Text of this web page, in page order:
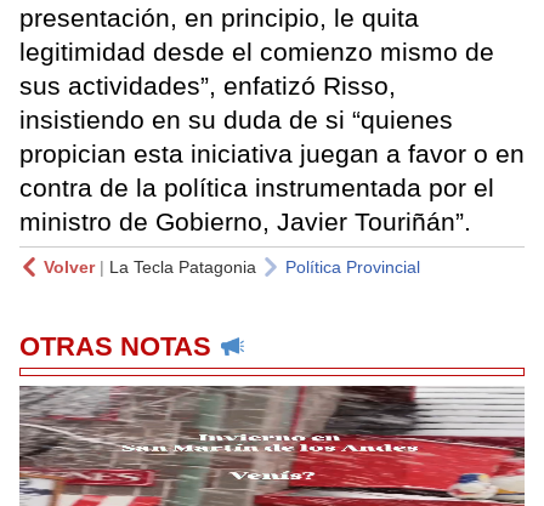
presentación, en principio, le quita
legitimidad desde el comienzo mismo de
sus actividades”, enfatizó Risso,
insistiendo en su duda de si “quienes
propician esta iniciativa juegan a favor o en
contra de la política instrumentada por el
ministro de Gobierno, Javier Touriñán”.
Volver| La Tecla Patagonia Política Provincial
OTRAS NOTAS